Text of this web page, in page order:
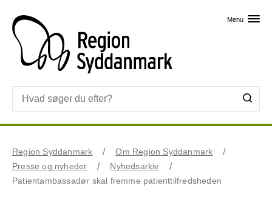
Menu
Region Syddanmark
Om Region Syddanmark
Presse og nyheder
Nyhedsarkiv
Patientambassadør skal fremme patienttilfredsheden